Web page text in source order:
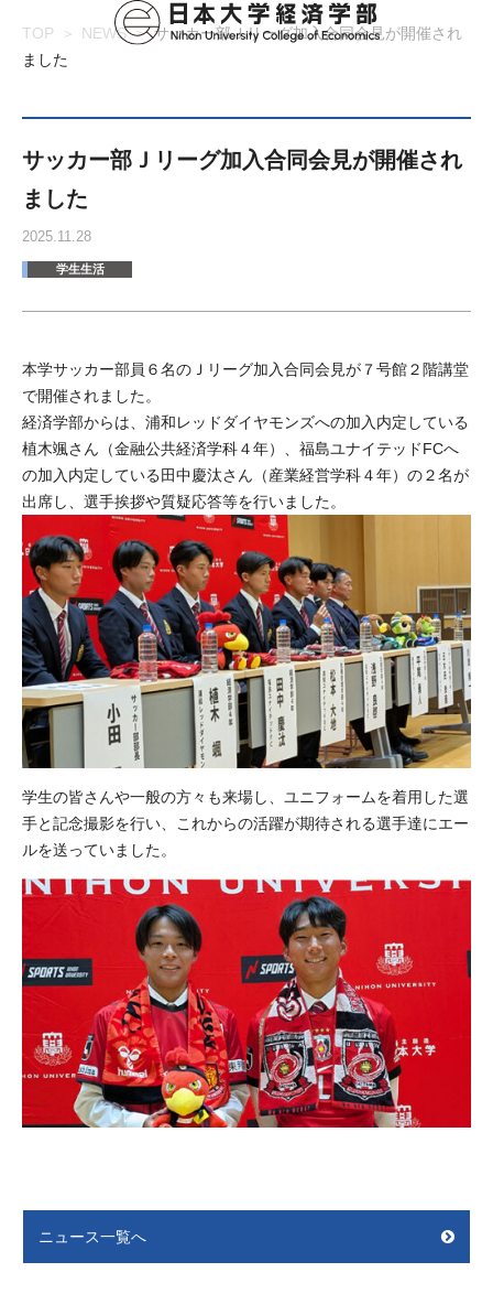
TOP NEWS
サッカー部Ｊリーグ加入合同会見が開催され
ました
サッカー部Ｊリーグ加入合同会見が開催され
ました
2025.11.28
学生生活
本学サッカー部員６名のＪリーグ加入合同会見が７号館２階講堂
で開催されました。
経済学部からは、浦和レッドダイヤモンズへの加入内定している
植木颯さん（金融公共経済学科４年）、福島ユナイテッドFCへ
の加入内定している田中慶汰さん（産業経営学科４年）の２名が
出席し、選手挨拶や質疑応答等を行いました。
学生の皆さんや一般の方々も来場し、ユニフォームを着用した選
手と記念撮影を行い、これからの活躍が期待される選手達にエー
ルを送っていました。
ニュース一覧へ